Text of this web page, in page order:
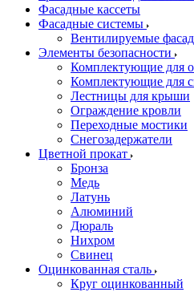
Фасадные кассеты
Фасадные системы
Вентилируемые
Элементы безопасности
Комплектующие для
Комплектующие для
Лестницы для крыши
Ограждение кровли
Переходные мостики
Снегозадержатели
Цветной прокат
Бронза
Медь
Латунь
Алюминий
Дюраль
Нихром
Свинец
Оцинкованная сталь
Круг оцинкованный